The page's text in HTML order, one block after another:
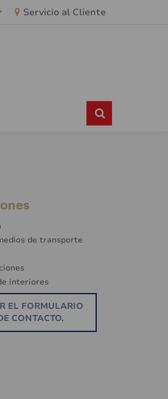
Servicio al Cliente
de transporte
interiores
EL FORMULARIO
CONTACTO.